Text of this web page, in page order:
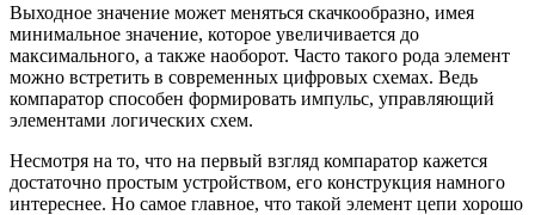
Выходное значение может меняться скачкообразно, имея
минимальное значение, которое увеличивается до
максимального, а также наоборот. Часто такого рода элемент
можно встретить в современных цифровых схемах. Ведь
компаратор способен формировать импульс, управляющий
элементами логических схем.
Несмотря на то, что на первый взгляд компаратор кажется
достаточно простым устройством, его конструкция намного
интереснее. Но самое главное, что такой элемент цепи хорошо